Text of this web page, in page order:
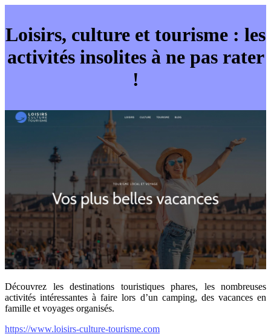
Loisirs, culture et tourisme : les
activités insolites à ne pas rater
!
Découvrez les destinations touristiques phares, les nombreuses
activités intéressantes à faire lors d’un camping, des vacances en
famille et voyages organisés.
https://www.loisirs-culture-tourisme.com